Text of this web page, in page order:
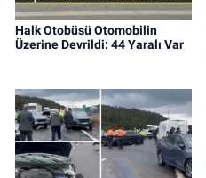
Halk Otobüsü Otomobilin
Üzerine Devrildi: 44 Yaralı Var